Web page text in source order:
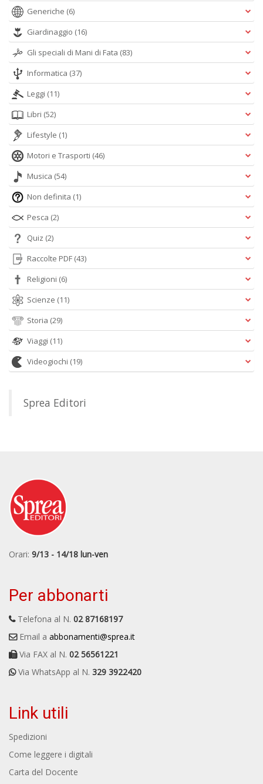
Generiche (6)
Giardinaggio (16)
Gli speciali di Mani di Fata (83)
Informatica (37)
Leggi (11)
Libri (52)
Lifestyle (1)
Motori e Trasporti (46)
Musica (54)
Non definita (1)
Pesca (2)
Quiz (2)
Raccolte PDF (43)
Religioni (6)
Scienze (11)
Storia (29)
Viaggi (11)
Videogiochi (19)
Sprea Editori
Orari: 9/13 - 14/18 lun-ven
Per abbonarti
Telefona al N. 02 87168197
Email a abbonamenti@sprea.it
Via FAX al N. 02 56561221
Via WhatsApp al N. 329 3922420
Link utili
Spedizioni
Come leggere i digitali
Carta del Docente